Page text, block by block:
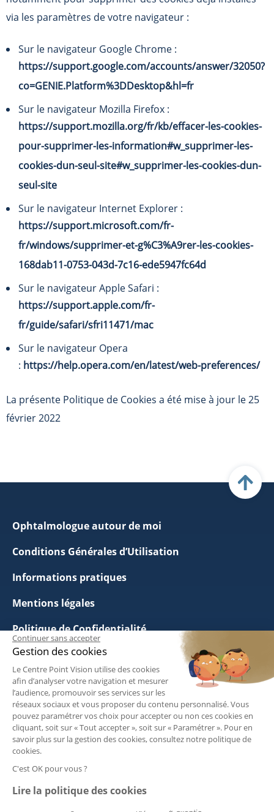
via les paramètres de votre navigateur :
Sur le navigateur Google Chrome :
https://support.google.com/accounts/answer/32050?
co=GENIE.Platform%3DDesktop&hl=fr
Sur le navigateur Mozilla Firefox :
https://support.mozilla.org/fr/kb/effacer-les-cookies-
pour-supprimer-les-information#w_supprimer-les-
cookies-dun-seul-site#w_supprimer-les-cookies-dun-
seul-site
Sur le navigateur Internet Explorer :
https://support.microsoft.com/fr-
fr/windows/supprimer-et-g%C3%A9rer-les-cookies-
168dab11-0753-043d-7c16-ede5947fc64d
Sur le navigateur Apple Safari :
https://support.apple.com/fr-
fr/guide/safari/sfri11471/mac
Sur le navigateur Opera
: https://help.opera.com/en/latest/web-preferences/
La présente Politique de Cookies a été mise à jour le 25
février 2022
Ophtalmologue autour de moi
Conditions Générales d’Utilisation
Informations pratiques
Mentions légales
Politique de Confidentialité
Politique de Gestion des Cookies
Questions Fréquentes
Les tarifs de consultation
Suivez-nous :
Continuer sans accepter
Gestion des cookies
Le Centre Point Vision utilise des cookies
afin d’analyser votre navigation et mesurer
l’audience, promouvoir ses services sur les
réseaux sociaux et vous proposer du contenu personnalisé. Vous
pouvez paramétrer vos choix pour accepter ou non ces cookies en
cliquant, soit sur « Tout accepter », soit sur « Paramétrer ». Pour en
savoir plus sur la gestion des cookies, consultez notre politique de
cookies.
C'est OK pour vous ?
Lire la politique des cookies